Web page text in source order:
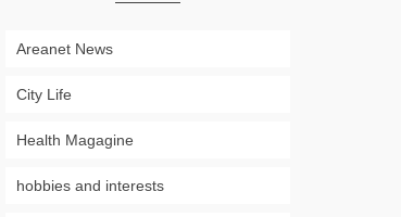
Areanet News
City Life
Health Magagine
hobbies and interests